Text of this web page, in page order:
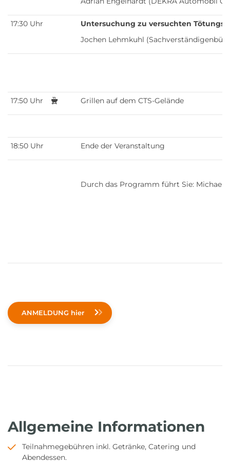
17:30 Uhr
Untersuchung zu versuchten
Jochen Lehmkuhl
17:50 Uhr Grillen auf dem CTS-Gelände
18:50 Uhr Ende der Veranstaltung
Durch das Programm führt Sie: Michael
ANMELDUNG hier
Allgemeine Informationen
Teilnahmegebühren inkl. Getränke, Catering und
Abendessen.